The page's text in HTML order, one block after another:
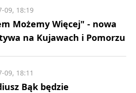
Możemy Więcej" - nowa
na Kujawach i Pomorzu
09, 18:19
Bąk będzie
09, 18:11